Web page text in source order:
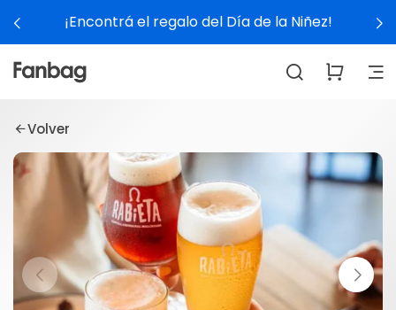
¡Encontrá el regalo del Día de la Niñez!
Volver